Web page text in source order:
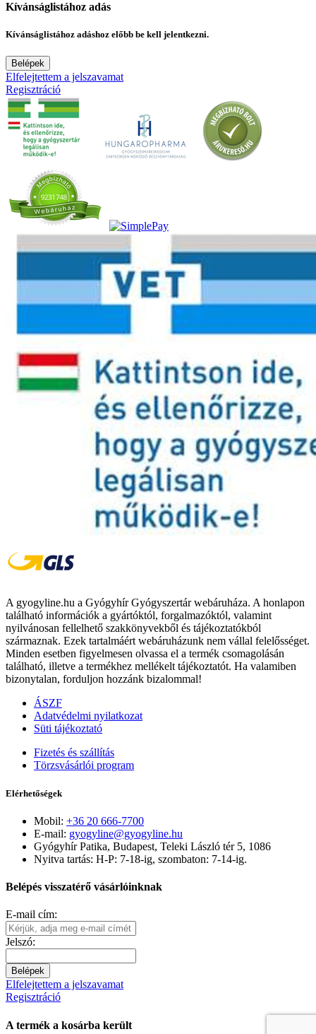
Kívánságlistához adás
Kívánságlistához adáshoz előbb be kell jelentkezni.
Belépek
Elfelejtettem a jelszavamat
Regisztráció
A gyogyline.hu a Gyógyhír Gyógyszertár webáruháza. A honlapon
található információk a gyártóktól, forgalmazóktól, valamint
nyilvánosan fellelhető szakkönyvekből és tájékoztatókból
származnak. Ezek tartalmáért webáruházunk nem vállal felelősséget.
Minden esetben figyelmesen olvassa el a termék csomagolásán
található, illetve a termékhez mellékelt tájékoztatót. Ha valamiben
bizonytalan, forduljon hozzánk bizalommal!
ÁSZF
Adatvédelmi nyilatkozat
Süti tájékoztató
Fizetés és szállítás
Törzsvásárlói program
Elérhetőségek
Mobil: +36 20 666-7700
E-mail: gyogyline@gyogyline.hu
Gyógyhír Patika, Budapest, Teleki László tér 5, 1086
Nyitva tartás: H-P: 7-18-ig, szombaton: 7-14-ig.
Belépés visszatérő vásárlóinknak
E-mail cím:
Jelszó:
Belépek
Elfelejtettem a jelszavamat
Regisztráció
A termék a kosárba került